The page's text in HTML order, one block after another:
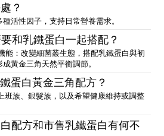
？
活性因子，支持日常營養需求。
和乳鐵蛋白一起搭配？
能：改變細菌叢生態，搭配乳鐵蛋白與初
黃金三角天然平衡調節。
蛋白黃金三角配方？
班族、銀髮族，以及希望健康維持或調整
配方和市售乳鐵蛋白有何不